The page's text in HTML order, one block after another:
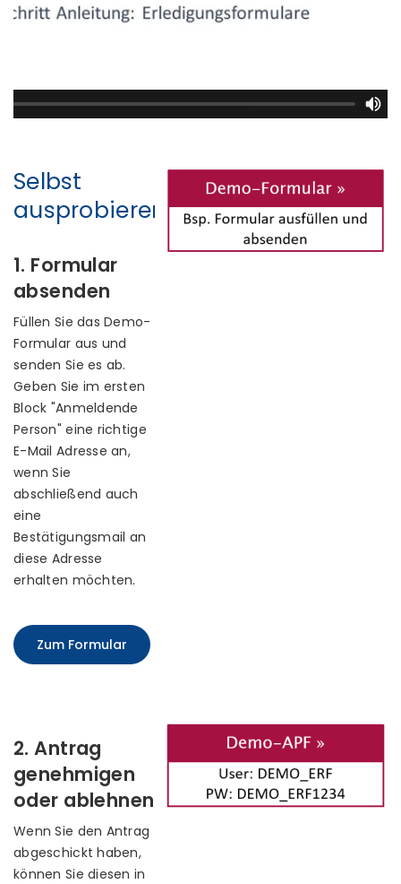
Selbst
ausprobieren
1. Formular
absenden
Füllen Sie das Demo-
Formular aus und
senden Sie es ab.
Geben Sie im ersten
Block "Anmeldende
Person" eine richtige
E-Mail Adresse an,
wenn Sie
abschließend auch
eine
Bestätigungsmail an
diese Adresse
erhalten möchten.
Zum Formular
2. Antrag
genehmigen
oder ablehnen
Wenn Sie den Antrag
abgeschickt haben,
können Sie diesen in